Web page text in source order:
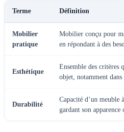
Terme Définition
Mobilier
pratique
Mobilier conçu pour
en répondant à des
Esthétique
Ensemble des critères
objet, notamment dans
Durabilité
Capacité d’un meuble
gardant son apparence